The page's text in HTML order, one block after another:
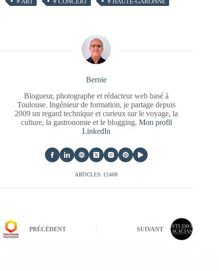
Bernie
Blogueur, photographe et rédacteur web basé à
Toulouse. Ingénieur de formation, je partage depuis
2009 un regard technique et curieux sur le voyage, la
culture, la gastronomie et le blogging. Mon profil
LinkedIn
ARTICLES: 12408
PRÉCÉDENT SUIVANT